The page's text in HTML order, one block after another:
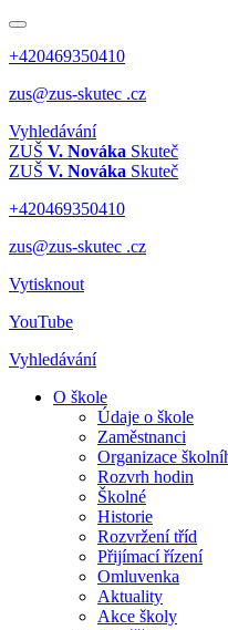
+420469350410
zus@zus-skutec .cz
Vyhledávání
ZUŠ V. Nováka Skuteč
ZUŠ V. Nováka Skuteč
+420469350410
zus@zus-skutec .cz
Vytisknout
YouTube
Vyhledávání
O škole
Údaje o škole
Zaměstnanci
Organizace
Rozvrh hodin
Školné
Historie
Rozvržení tříd
Přijímací řízení
Omluvenka
Aktuality
Akce školy